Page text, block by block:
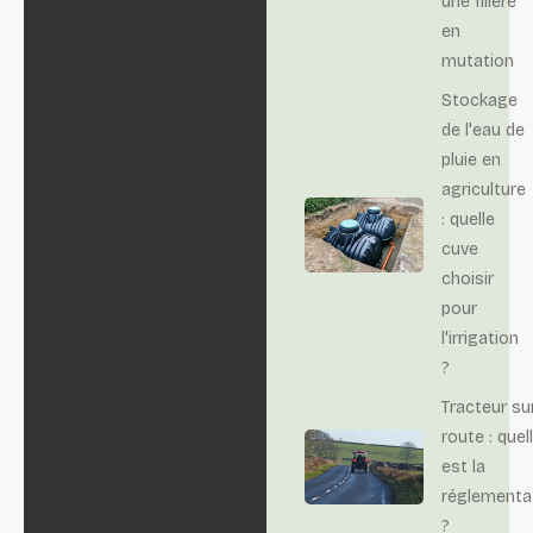
en
mutation
Stockage
de l'eau de
pluie en
agriculture
: quelle
cuve
choisir
pour
l'irrigation
?
Tracteur
route :
est la
?